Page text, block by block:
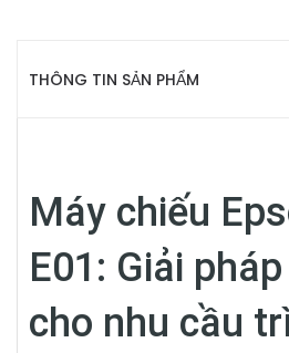
THÔNG TIN SẢN PHẨM
Máy chiếu
E01: Giải
cho nhu cầu